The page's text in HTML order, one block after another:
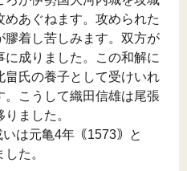
めあぐねます。攻められた
着し苦しみます。双方が
成りました。この和解に
氏の養子として受けいれ
。こうして織田信雄は尾張
ました。
は元亀4年｟1573｠と
た。